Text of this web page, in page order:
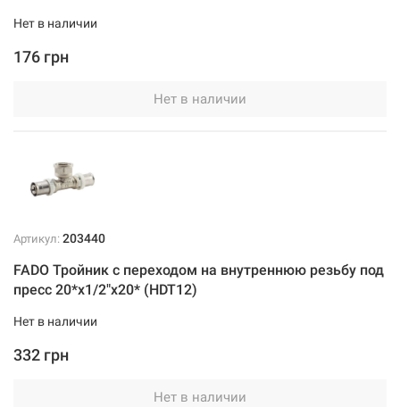
Нет в наличии
176 грн
Нет в наличии
Артикул: 203440
FADO Тройник с переходом на внутреннюю резьбу под
пресс 20*х1/2"x20* (HDT12)
Нет в наличии
332 грн
Нет в наличии